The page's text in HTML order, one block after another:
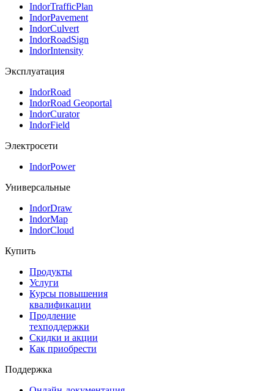
IndorTrafficPlan
IndorPavement
IndorCulvert
IndorRoadSign
IndorIntensity
Эксплуатация
IndorRoad
IndorRoad Geoportal
IndorCurator
IndorField
Электросети
IndorPower
Универсальные
IndorDraw
IndorMap
IndorCloud
Купить
Продукты
Услуги
Курсы повышения
квалификации
Продление
техподдержки
Скидки и акции
Как приобрести
Поддержка